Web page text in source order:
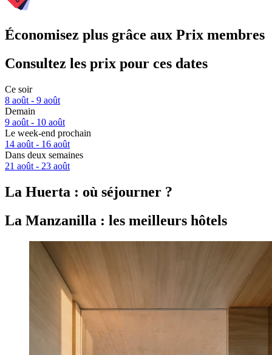
Économisez plus grâce aux Prix membres
Consultez les prix pour ces dates
Ce soir
8 août - 9 août
Demain
9 août - 10 août
Le week-end prochain
14 août - 16 août
Dans deux semaines
21 août - 23 août
La Huerta : où séjourner ?
La Manzanilla : les meilleurs hôtels